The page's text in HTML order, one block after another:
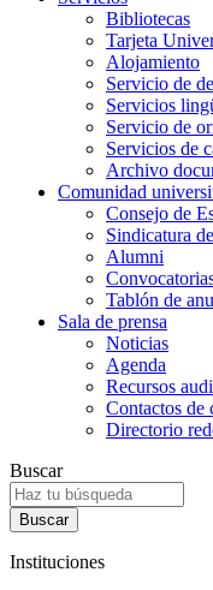
Bibliotecas
Tarjeta
Alojamiento
Servicio de
Servicios
Servicio de
Servicios de
Archivo
Comunidad
Consejo de
Sindicatura
Alumni
Tablón de
Sala de prensa
Noticias
Agenda
Recursos
Contactos de
Directorio
Buscar
Instituciones